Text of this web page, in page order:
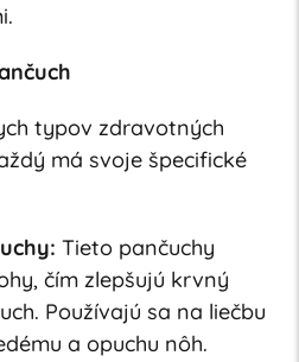
typov zdravotných
má svoje špecifické
Tieto pančuchy
čím zlepšujú krvný
Používajú sa na liečbu
a opuchu nôh.